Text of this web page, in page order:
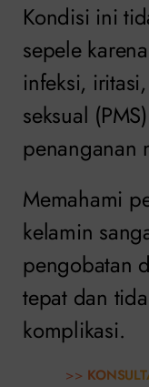
Kondisi ini
sepele
infeksi,
seksual
penanganan
Memahami
kelamin
pengobatan
tepat dan
komplikasi.
>>